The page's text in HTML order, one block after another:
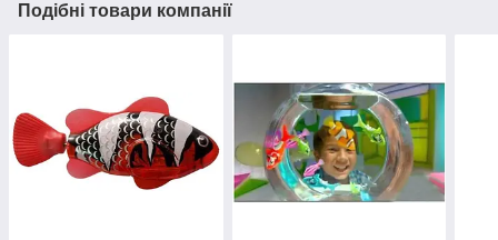
Подібні товари компанії